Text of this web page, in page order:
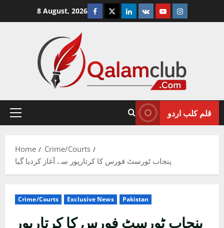
8 August, 2026 Facebook
TwitterLinkedin
VK YoutubeInstagram
Primary
قلم کلب اردو
Home
Crime/Courts
پنجاب ٹورسٹ فورس کا کرتارپور سے آغاز کردیا گیا
Crime/Courts Exclusive News Pakistan
پنجاب ٹورسٹ فورس کا کرتارپور